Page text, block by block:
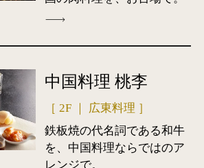
中国料理 桃李
［ 2F ｜ 広東料理 ］
鉄板焼の代名詞である和牛
を、中国料理ならではのア
レンジで。